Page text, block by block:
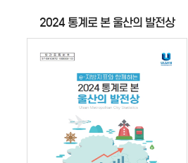
2024 통계로 본 울산의 발전상